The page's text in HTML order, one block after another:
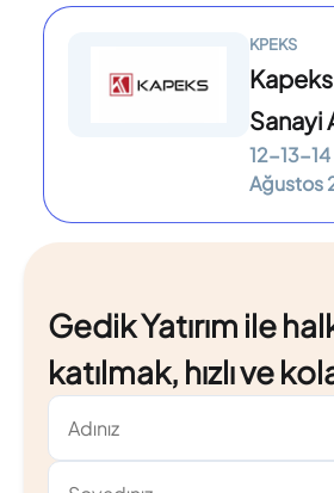
KPEKS
Sanayi
12-13-14
Ağustos
Gedik Yatırım ile
katılmak, hızlı ve